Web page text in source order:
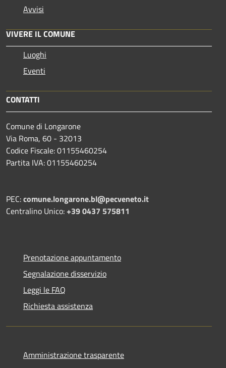
Avvisi
VIVERE IL COMUNE
Luoghi
Eventi
CONTATTI
Comune di Longarone
Via Roma, 60 - 32013
Codice Fiscale: 01155460254
Partita IVA: 01155460254
PEC:comune.longarone.bl@pecveneto.it
Centralino Unico:+39 0437 575811
Prenotazione appuntamento
Segnalazione disservizio
Leggi le FAQ
Richiesta assistenza
Amministrazione trasparente